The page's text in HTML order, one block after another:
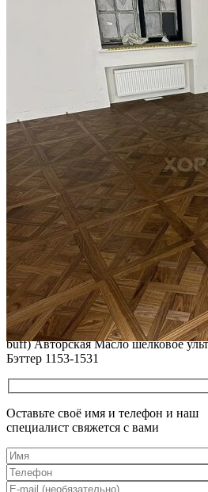
Интересные статьи о паркете Coswick
ВИДЕО-ИНСТРУКЦИЯ:
покрытые маслом и твердым
ремонта и восстановления
Читать полностью
02.02.2026
ПОЛЫ, ПОКРЫТЫЕ МАСЛОМ.
НЕБОЛЬШИХ ПОТЕРТОСТЕЙ
Читать полностью
12.01.2026
РЕСТАВРАЦИЯ НЕБОЛЬШИХ
ПОЛЫ, ПОКРЫТЫЕ МАСЛОМ И
Читать полностью
12.01.2026
Все новости о Coswick
Паркетная доска COSWICK Дуб
buff) Авторская Масло шелковое
Бэттер 1153-1531
Оставьте своё имя и телефон и наш
специалист свяжется с вами